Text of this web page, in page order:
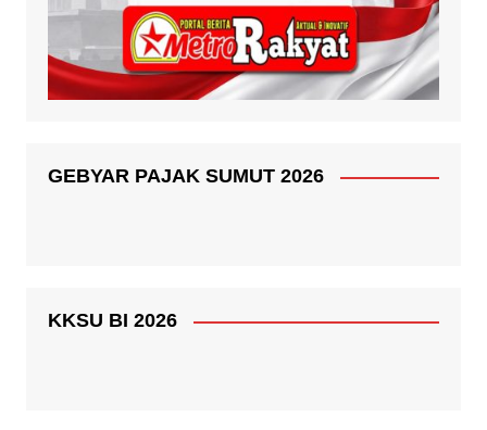
GEBYAR PAJAK SUMUT 2026
KKSU BI 2026